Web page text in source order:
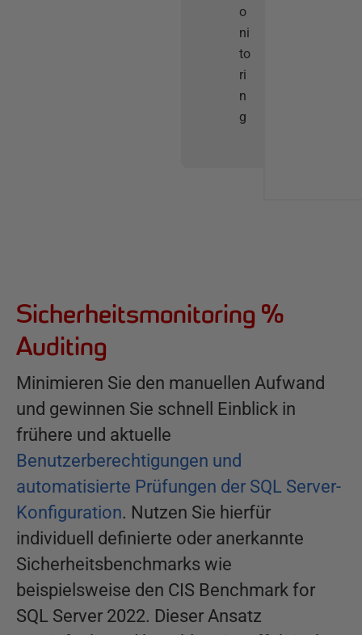
o
ni
to
ri
n
g
Sicherheitsmonitoring %
Auditing
Minimieren Sie den manuellen Aufwand
und gewinnen Sie schnell Einblick in
frühere und aktuelle
Benutzerberechtigungen und
automatisierte Prüfungen der SQL Server-
Konfiguration. Nutzen Sie hierfür
individuell definierte oder anerkannte
Sicherheitsbenchmarks wie
beispielsweise den CIS Benchmark for
SQL Server 2022. Dieser Ansatz